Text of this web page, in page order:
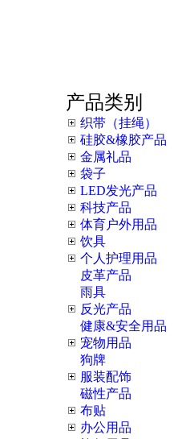
产品类别
织带（挂绳）
硅胶&橡胶产品
金属礼品
袋子
LED发光产品
科技产品
体育户外用品
饮具
个人护理用品
皮革产品
雨具
反光产品
健康&安全用品
宠物用品
狗牌
服装配饰
磁性产品
布贴
办公用品